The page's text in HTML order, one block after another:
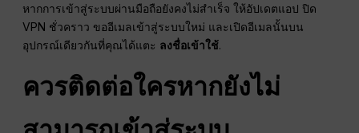
หากการเข้าสู่ระบบผ่านมือถือยังคงไม่สำเร็จ ให้อัปเดตแอป ปิด
VPN ชั่วคราว ขออีเมลเข้าสู่ระบบใหม่ และเปิดอีเมลนั้นบน
อุปกรณ์เดียวกันที่คุณได้แตะ ลงชื่อเข้าใช้.
ควรติดต่อใครหากยังไม่